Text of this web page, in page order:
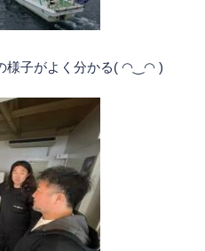
様子がよく分かる( ◠‿◠ )